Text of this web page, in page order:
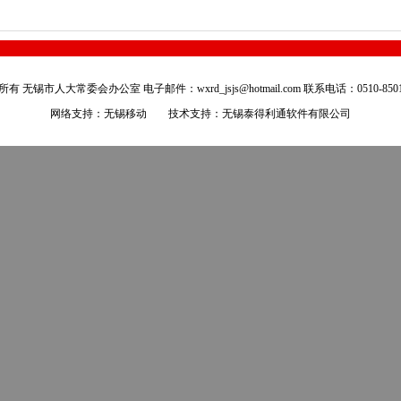
有 无锡市人大常委会办公室 电子邮件：wxrd_jsjs@hotmail.com 联系电话：0510-
网络支持：无锡移动 技术支持： 无锡泰得利通软件有限公司